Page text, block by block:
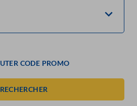
CODE PROMO
RECHERCHER